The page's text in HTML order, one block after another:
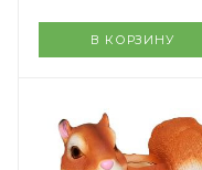
В КОРЗИНУ